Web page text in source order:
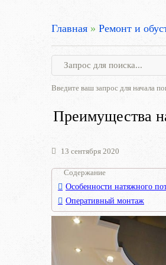
Главная » Ремонт и
Введите ваш запрос для начала
Преимущества
13 сентября 2020
Содержание
Особенности натяжного
Оперативный монтаж